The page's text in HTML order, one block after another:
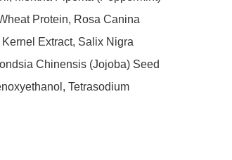
Protein, Rosa Canina
Extract, Salix Nigra
Chinensis (Jojoba) Seed
Tetrasodium